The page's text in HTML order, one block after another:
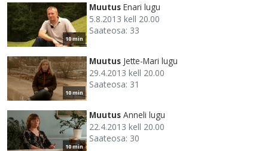
10 min
Muutus Enari lugu
5.8.2013 kell 20.00
Saateosa: 33
10 min
Muutus Jette-Mari lugu
29.4.2013 kell 20.00
Saateosa: 31
10 min
Muutus Anneli lugu
22.4.2013 kell 20.00
Saateosa: 30